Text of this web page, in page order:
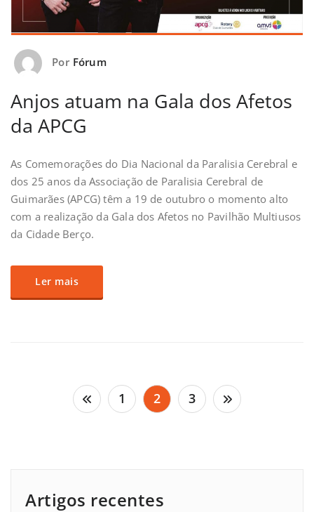
Por Fórum
Anjos atuam na Gala dos Afetos
da APCG
As Comemorações do Dia Nacional da Paralisia Cerebral e
dos 25 anos da Associação de Paralisia Cerebral de
Guimarães (APCG) têm a 19 de outubro o momento alto
com a realização da Gala dos Afetos no Pavilhão Multiusos
da Cidade Berço.
Ler mais
Paginação 1 2 3
Artigos recentes